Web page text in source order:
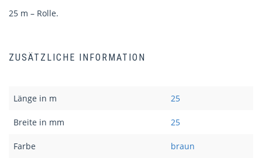
25 m – Rolle.
ZUSÄTZLICHE INFORMATION
Länge in m 25
Breite in mm 25
Farbe braun